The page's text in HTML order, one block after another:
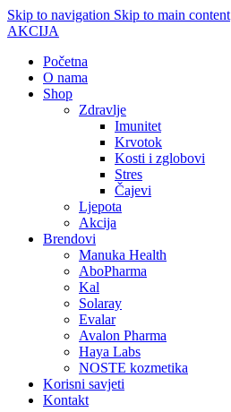
Skip to navigation Skip to main content
AKCIJA
Početna
O nama
Shop
Zdravlje
Imunitet
Krvotok
Kosti i zglobovi
Stres
Čajevi
Ljepota
Akcija
Brendovi
Manuka Health
AboPharma
Kal
Solaray
Evalar
Avalon Pharma
Haya Labs
NOSTE kozmetika
Korisni savjeti
Kontakt